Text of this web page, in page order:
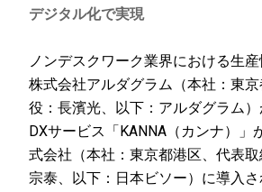
デジタル化で実現
ノンデスクワーク業界における生
株式会社アルダグラム（本社：東
役：長濱光、以下：アルダグラム
DXサービス「KANNA（カンナ）」
式会社（本社：東京都港区、代表
宗泰、以下：日本ビソー）に導入